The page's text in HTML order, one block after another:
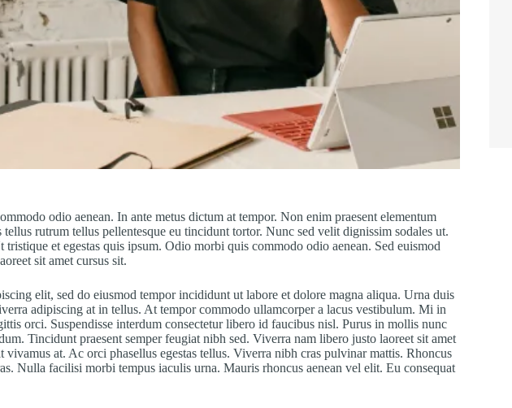
odio aenean. In ante metus dictum at tempor. Non enim praesent elementum
rutrum tellus pellentesque eu tincidunt tortor. Nunc sed velit dignissim sodales ut.
et egestas quis ipsum. Odio morbi quis commodo odio aenean. Sed euismod
sit amet cursus sit.
elit, sed do eiusmod tempor incididunt ut labore et dolore magna aliqua. Urna duis
adipiscing at in tellus. At tempor commodo ullamcorper a lacus vestibulum. Mi in
orci. Suspendisse interdum consectetur libero id faucibus nisl. Purus in mollis nunc
Tincidunt praesent semper feugiat nibh sed. Viverra nam libero justo laoreet sit amet
at. Ac orci phasellus egestas tellus. Viverra nibh cras pulvinar mattis. Rhoncus
Nulla facilisi morbi tempus iaculis urna. Mauris rhoncus aenean vel elit. Eu consequat